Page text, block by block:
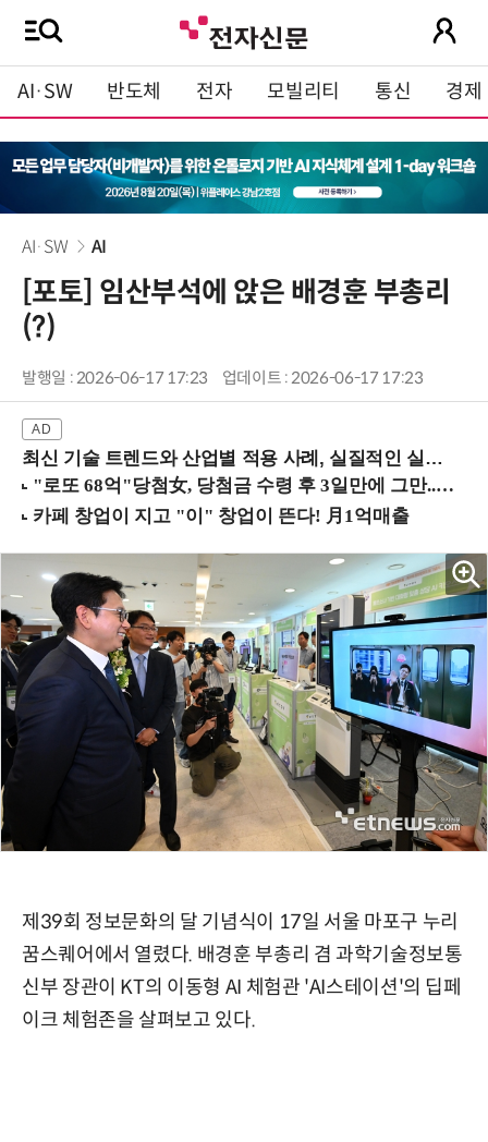
AI·SW 반도체 전자 모빌리티 통신 경제
AI·SW AI
[포토] 임산부석에 앉은 배경훈 부총리
(?)
발행일 : 2026-06-17 17:23 업데이트 : 2026-06-17 17:23
최신 기술 트렌드와 산업별 적용 사례, 실질적인 실행 전략을 공유 (9/18 양재역)
제39회 정보문화의 달 기념식이 17일 서울 마포구 누리
꿈스퀘어에서 열렸다. 배경훈 부총리 겸 과학기술정보통
신부 장관이 KT의 이동형 AI 체험관 'AI스테이션'의 딥페
이크 체험존을 살펴보고 있다.